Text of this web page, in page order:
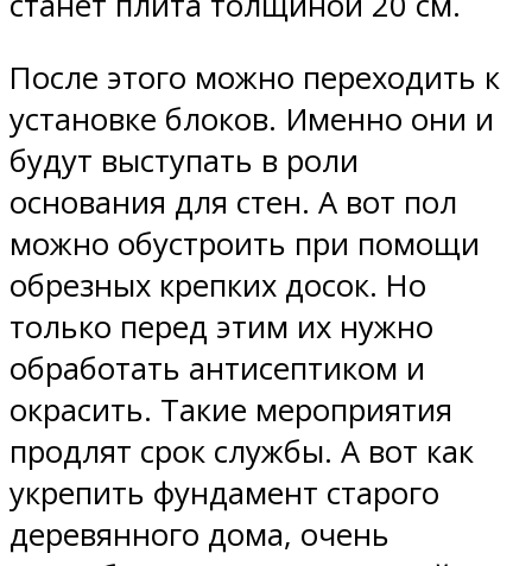
После этого можно переходить к
установке блоков. Именно они и
будут выступать в роли
основания для стен. А вот пол
можно обустроить при помощи
обрезных крепких досок. Но
только перед этим их нужно
обработать антисептиком и
окрасить. Такие мероприятия
продлят срок службы. А вот как
укрепить фундамент старого
деревянного дома, очень